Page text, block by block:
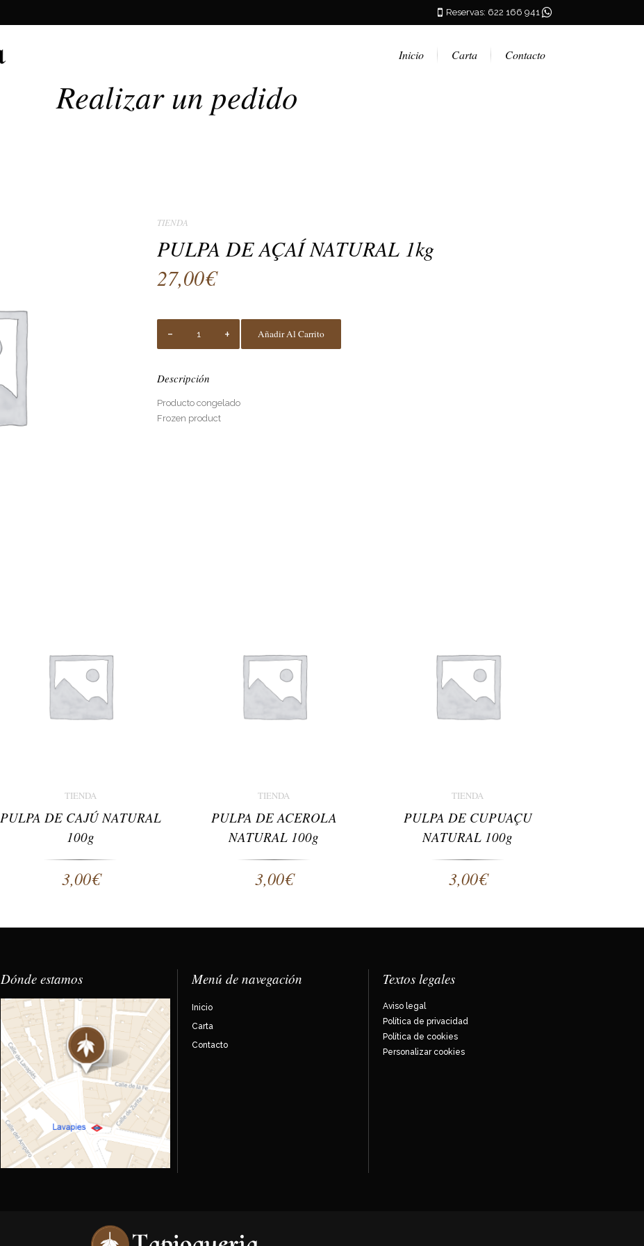
Reservas: 622 166 941
Inicio Carta Contacto
Realizar un pedido
TIENDA
PULPA DE AÇAÍ NATURAL 1kg
27,00€
NATURAL
Añadir Al Carrito
Descripción
Producto congelado
Frozen product
TIENDA
PULPA DE CAJÚ NATURAL
100g
3,00€
TIENDA
PULPA DE ACEROLA
NATURAL 100g
3,00€
TIENDA
PULPA DE CUPUAÇU
NATURAL 100g
3,00€
Dónde estamos Menú de navegación
Inicio
Carta
Contacto
Textos legales
Aviso legal
Política de privacidad
Política de cookies
Personalizar cookies